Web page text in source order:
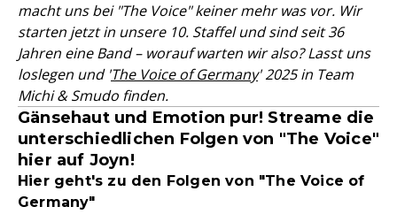
macht uns bei "The Voice" keiner mehr was vor. Wir
starten jetzt in unsere 10. Staffel und sind seit 36
Jahren eine Band – worauf warten wir also? Lasst uns
loslegen und 'The Voice of Germany' 2025 in Team
Michi & Smudo finden.
Gänsehaut und Emotion pur! Streame die
unterschiedlichen Folgen von "The Voice"
hier auf Joyn!
Hier geht's zu den Folgen von "The Voice of
Germany"